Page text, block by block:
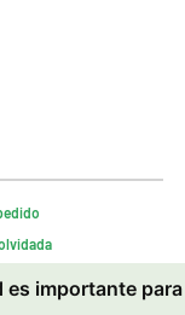
es importante